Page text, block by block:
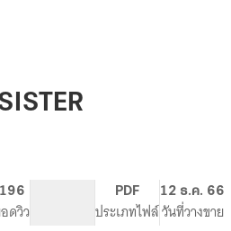
196
ดวิว
PDF
ประเภทไฟล์
12 ธ.ค. 66
วันที่วางขาย